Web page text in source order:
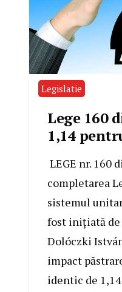
Legislatie
Lege 160
1,14
LEGE nr. 160
completarea
sistemul
fost inițiată de
Dolóczki
impact
identic de